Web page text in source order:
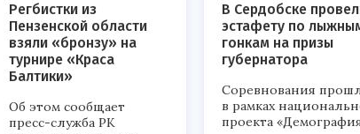
Регбистки из
Пензенской области
взяли «бронзу» на
турнире «Краса
Балтики»
Об этом сообщает
пресс-служба РК
В Сердобске
эстафету по
гонкам на призы
губернатора
Соревнования
в рамках
проекта